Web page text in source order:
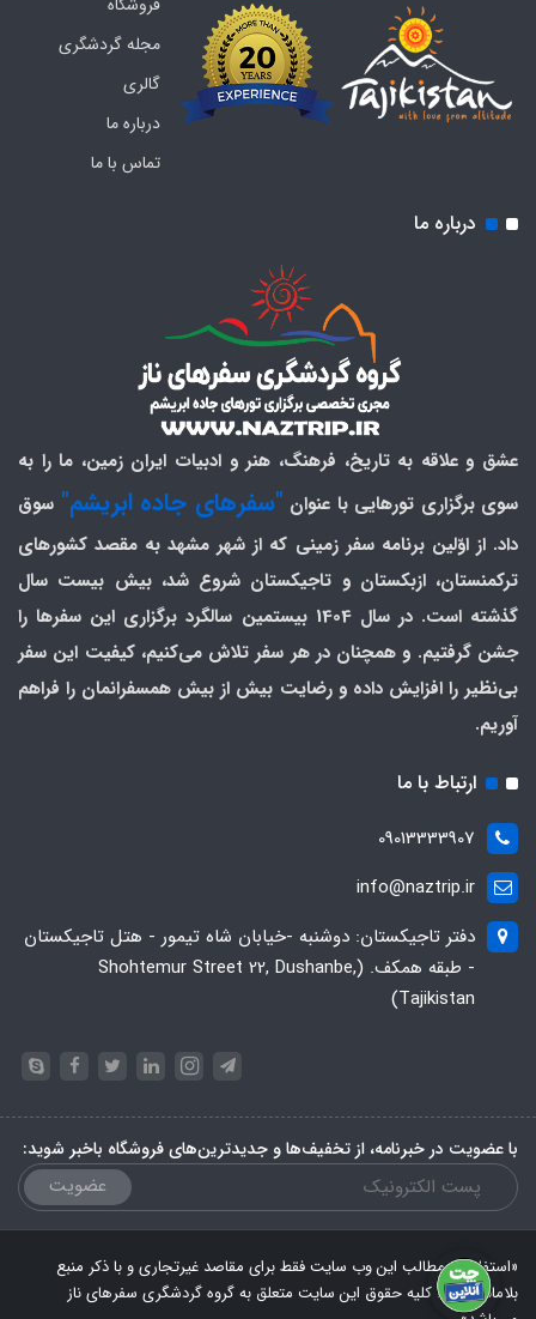
مجله گردشگری
گالری
درباره ما
تماس با ما
درباره ما
عشق و علاقه به تاریخ، فرهنگ، هنر و ادبیات ایران زمین، ما را به
سوی برگزاری تورهایی با عنوان "سفرهای جاده ابریشم" سوق
داد. از اوّلین برنامه سفر زمینی که از شهر مشهد به مقصد کشورهای
ترکمنستان، ازبکستان و تاجیکستان شروع شد، بیش بیست سال
گذشته است. در سال 1404 بیستمین سالگرد برگزاری این سفرها را
جشن گرفتیم. و همچنان در هر سفر تلاش می‌کنیم، کیفیت این سفر
بی‌نظیر را افزایش داده و رضایت بیش از بیش همسفرانمان را فراهم
آوریم.
ارتباط با ما
09013333907
info@naztrip.ir
دفتر تاجیکستان: دوشنبه -خیابان شاه تیمور - هتل تاجیکستان
- طبقه همکف. (Shohtemur Street 22, Dushanbe,
Tajikistan)
با عضویت در خبرنامه، از تخفیف‌ها و جدیدترین‌های فروشگاه باخبر شوید:
عضویت
«استفاده از مطالب این وب سایت فقط برای مقاصد غیرتجاری و با ذکر منبع
بلامانع است. کلیه حقوق این سایت متعلق به گروه گردشگری سفرهای ناز